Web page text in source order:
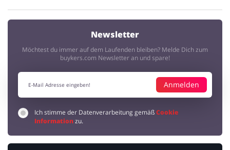
Newsletter
Möchtest du immer auf dem Laufenden bleiben? Melde Dich zum
buykers.com Newsletter an und spare!
Anmelden
Ich stimme der Datenverarbeitung gemäßCookie
Informationzu.